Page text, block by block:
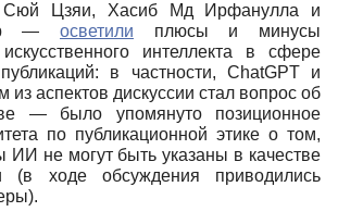
Сюй Цзяи, Хасиб Мд Ирфанулла и
― осветили плюсы и минусы
интеллекта в сфере
в частности, ChatGPTи
из аспектов дискуссии стал вопрос об
― было упомянуто позиционное
по публикационной этике о том,
ИИ не могут быть указаны в качестве
(в ходе обсуждения приводились